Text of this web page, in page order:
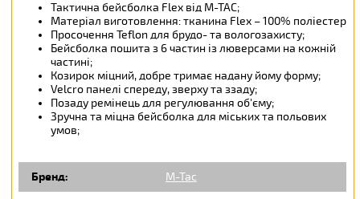
Тактична бейсболка Flex від М-ТАС;
Матеріал виготовлення: тканина Flex – 100% поліестер
Просочення Teflon для брудо- та вологозахисту;
Бейсболка пошита з 6 частин із люверсами на кожній
частині;
Козирок міцний, добре тримає надану йому форму;
Velcro панелі спереду, зверху та ззаду;
Позаду ремінець для регулювання об'єму;
Зручна та міцна бейсболка для міських та польових
умов;
Бренд: M-Tac